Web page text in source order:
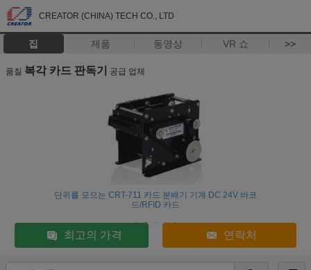
CREATOR (CHINA) TECH CO., LTD
집 제품 동영상 VR 쇼 >>
품질 복각 카드 판독기 공급 업체
단위를 모으는 CRT-711 카드 분배기 기계 DC 24V 바코
드/RFID 카드
최고의 가격 연락처